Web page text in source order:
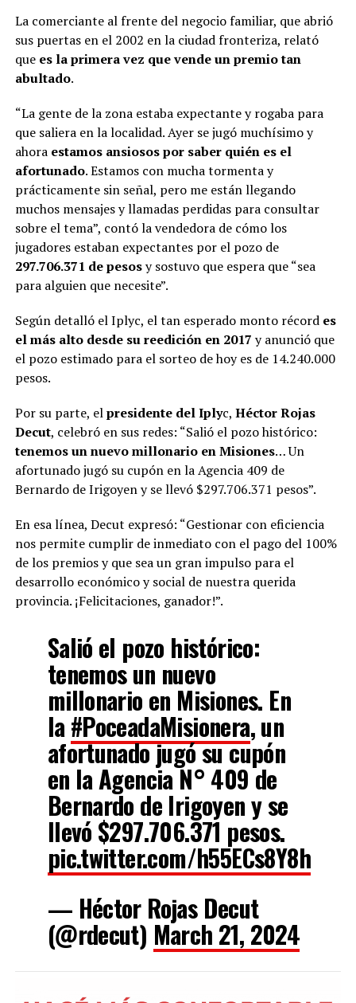
La comerciante al frente del negocio familiar, que abrió
sus puertas en el 2002 en la ciudad fronteriza, relató
que es la primera vez que vende un premio tan
abultado.
“La gente de la zona estaba expectante y rogaba para
que saliera en la localidad. Ayer se jugó muchísimo y
ahora estamos ansiosos por saber quién es el
afortunado. Estamos con mucha tormenta y
prácticamente sin señal, pero me están llegando
muchos mensajes y llamadas perdidas para consultar
sobre el tema”, contó la vendedora de cómo los
jugadores estaban expectantes por el pozo de
297.706.371 de pesosy sostuvo que espera que “sea
para alguien que necesite”.
Según detalló el Iplyc, el tan esperado monto récord es
el más alto desde su reedición en 2017 y anunció que
el pozo estimado para el sorteo de hoy es de 14.240.000
pesos.
Por su parte, elpresidente del Iplyc, Héctor Rojas
Decut, celebró en sus redes: “Salió el pozo histórico:
tenemos un nuevo millonario en Misiones… Un
afortunado jugó su cupón en la Agencia 409 de
Bernardo de Irigoyen y se llevó $297.706.371 pesos”.
En esa línea, Decut expresó: “Gestionar con eficiencia
nos permite cumplir de inmediato con el pago del 100%
de los premios y que sea un gran impulso para el
desarrollo económico y social de nuestra querida
provincia. ¡Felicitaciones, ganador!”.
Salió el pozo histórico:
tenemos un nuevo
millonario en Misiones. En
la #PoceadaMisionera, un
afortunado jugó su cupón
en la Agencia N° 409 de
Bernardo de Irigoyen y se
llevó $297.706.371 pesos.
pic.twitter.com/h55ECs8Y8h
— Héctor Rojas Decut
(@rdecut) March 21, 2024